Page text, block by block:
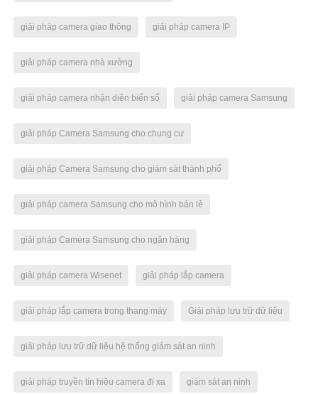
giải pháp camera giao thông giải pháp camera IP
giải pháp camera nhà xưởng
giải pháp camera nhận diện biển số giải pháp camera Samsung
giải pháp Camera Samsung cho chung cư
giải pháp Camera Samsung cho giám sát thành phố
giải pháp camera Samsung cho mô hình bán lẻ
giải pháp Camera Samsung cho ngân hàng
giải pháp camera Wisenet giải pháp lắp camera
giải pháp lắp camera trong thang máy Giải pháp lưu trữ dữ liệu
giải pháp lưu trữ dữ liệu hệ thống giám sát an ninh
giải pháp truyền tín hiệu camera đi xa giám sát an ninh